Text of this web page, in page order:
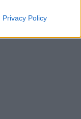
Privacy Policy